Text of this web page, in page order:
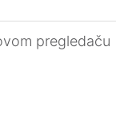
pregledaču